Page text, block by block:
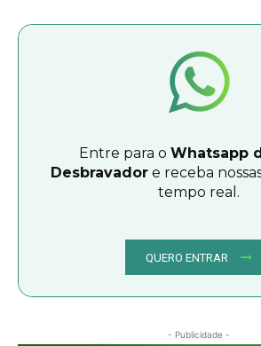
Entre para o Whatsapp
Desbravador e receba
tempo real.
QUERO ENTRAR
- Publicidade -